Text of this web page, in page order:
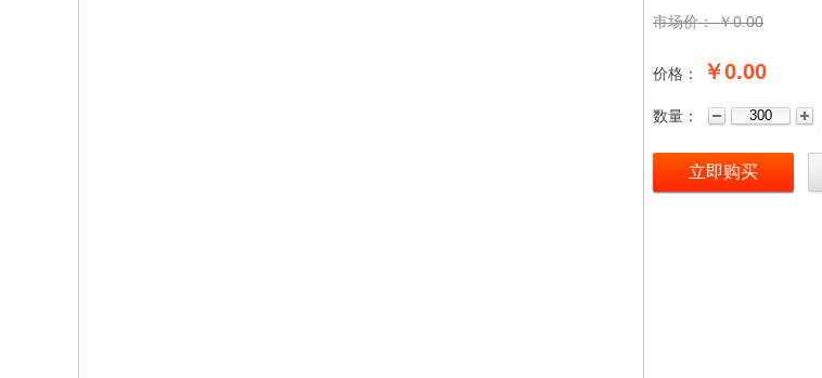
市场价： ￥0.00
价格： ￥0.00
数量：
立即购买